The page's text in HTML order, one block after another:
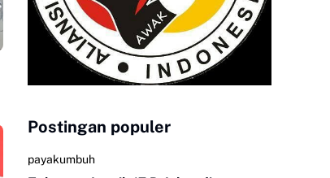
Postingan populer
payakumbuh